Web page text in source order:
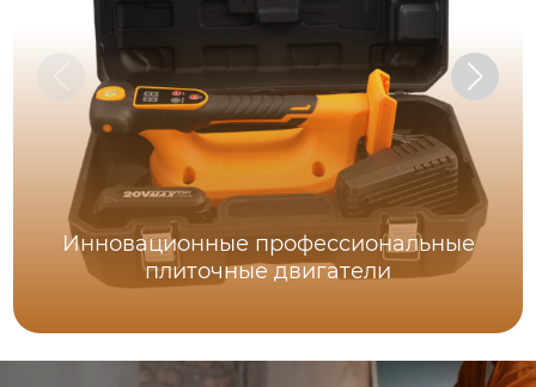
Инновационные профессиональные
плиточные двигатели